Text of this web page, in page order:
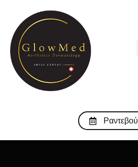
Ραντεβού